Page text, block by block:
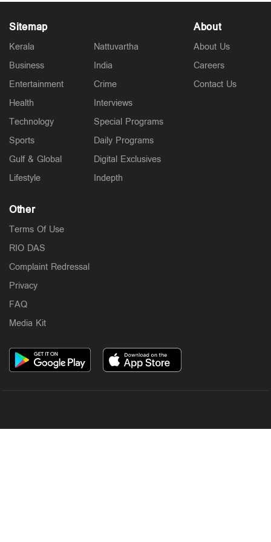
Sitemap
Kerala
Business
Entertainment
Health
Technology
Sports
Gulf & Global
Lifestyle
Nattuvartha
India
Crime
Interviews
Special Programs
Daily Programs
Digital Exclusives
Indepth
About
About Us
Careers
Contact Us
Other
Terms Of Use
RIO DAS
Complaint Redressal
Privacy
FAQ
Media Kit